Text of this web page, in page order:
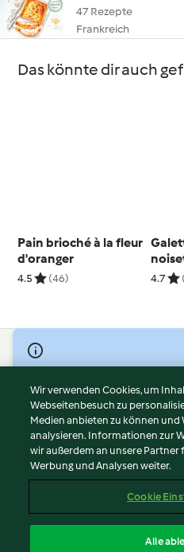
47 Rezepte
Frankreich
Das könnte dir auch
Pain brioché à la fleur
d'oranger
4.5 (46) 4.7
© Copyright 2026
Nutzungsbedingungen
Datenschutzrichtlinien
Disclaimer
Impressum
Cookies
Abo kündigen
Wir verwenden Cookies, um
Webseitenbesuch zu
Medien anbieten zu können und
analysieren. Informationen zur
wir außerdem an unsere Partner
Werbung und Analysen weiter.
Cookie
Alle